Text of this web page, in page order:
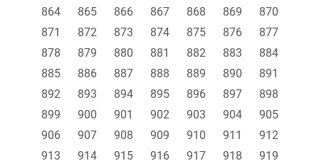
864
865 866 867 868 869
870
871
872 873 874 875 876
877
878
879 880 881 882 883
884
885
886 887 888 889 890
891
892
893 894 895 896 897
898
899
900 901 902 903 904
905
906
907 908 909 910 911
912
913
914 915 916 917 918
919